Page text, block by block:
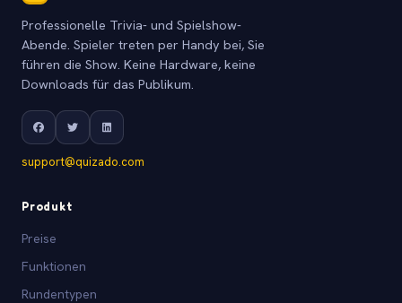
Professionelle Trivia- und Spielshow-
Abende. Spieler treten per Handy bei, Sie
führen die Show. Keine Hardware, keine
Downloads für das Publikum.
support@quizado.com
Produkt
Preise
Funktionen
Rundentypen